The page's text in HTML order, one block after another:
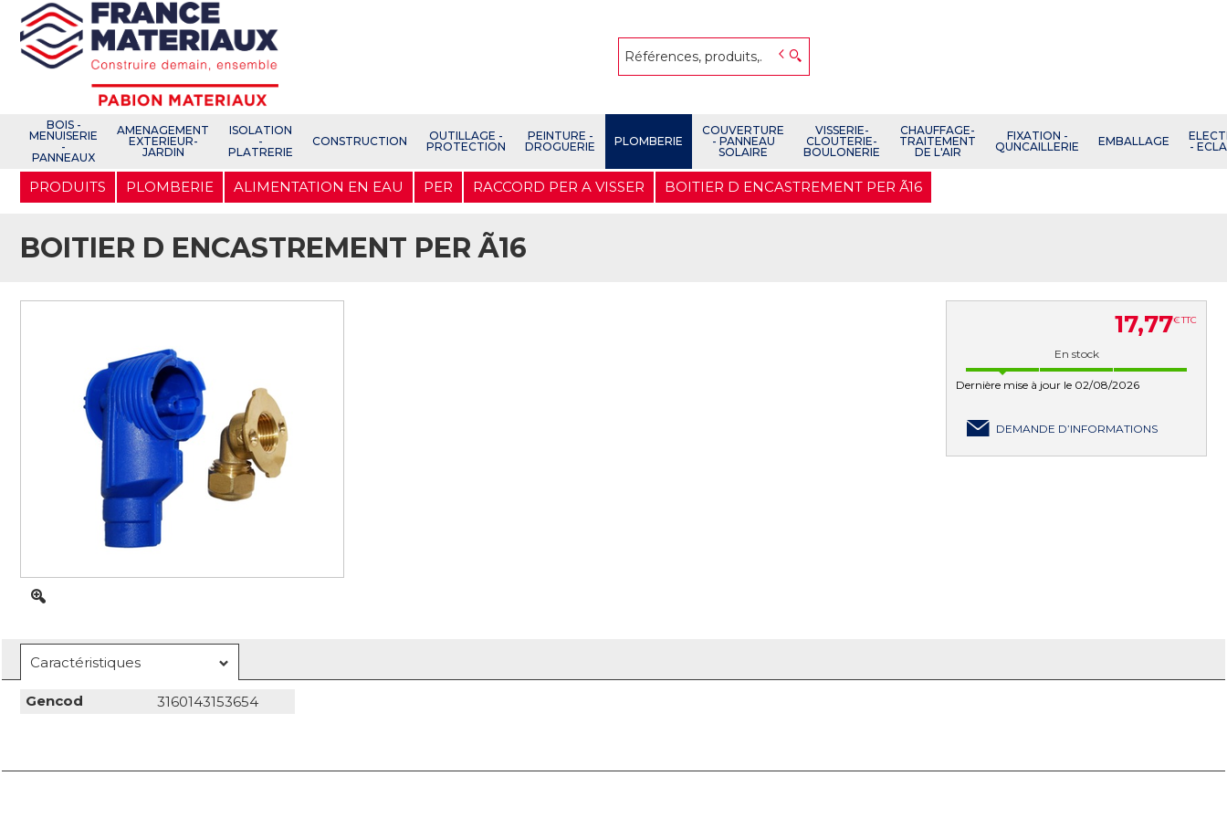
Aller
contenu
BOIS -
MENUISERIE
-
PANNEAUX
AMENAGEMENT
EXTERIEUR-
JARDIN
ISOLATION
-
PLATRERIE
CONSTRUCTION
OUTILLAGE -
PROTECTION
PEINTURE -
DROGUERIE
PLOMBERIE
COUVERTURE
- PANNEAU
SOLAIRE
VISSERIE-
CLOUTERIE-
BOULONERIE
CHAUFFAGE-
TRAITEMENT
DE L'AIR
FIXATION -
QUNCAILLERIE
EMBALLAGE
-
PRODUITS PLOMBERIE ALIMENTATION EN EAU PER RACCORD PER A VISSER BOITIER D ENCASTREMENT PER Ã16
BOITIER D ENCASTREMENT PER Ã16
17,77€TTC
En stock
Dernière mise à jour le 02/08/2026
DEMANDE D’INFORMATIONS
Caractéristiques
Gencod 3160143153654